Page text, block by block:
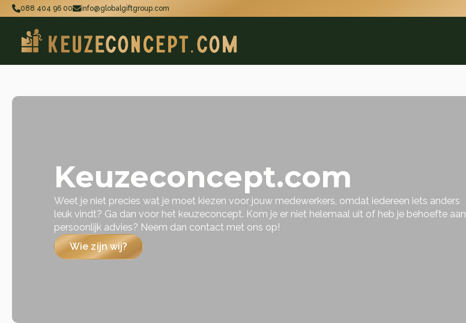
088 404 96 00 info@globalgiftgroup.com
Keuzeconcept.com
Weet je niet precies wat je moet kiezen voor jouw medewerkers, omdat iedereen iets anders
leuk vindt? Ga dan voor het keuzeconcept. Kom je er niet helemaal uit of heb je behoefte aan
persoonlijk advies? Neem dan contact met ons op!
Wie zijn wij?